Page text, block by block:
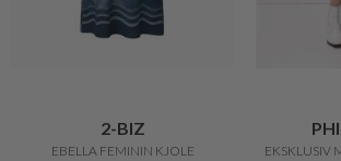
2-BIZ
EBELLA FEMININ KJOLE
EKSKLUSIV